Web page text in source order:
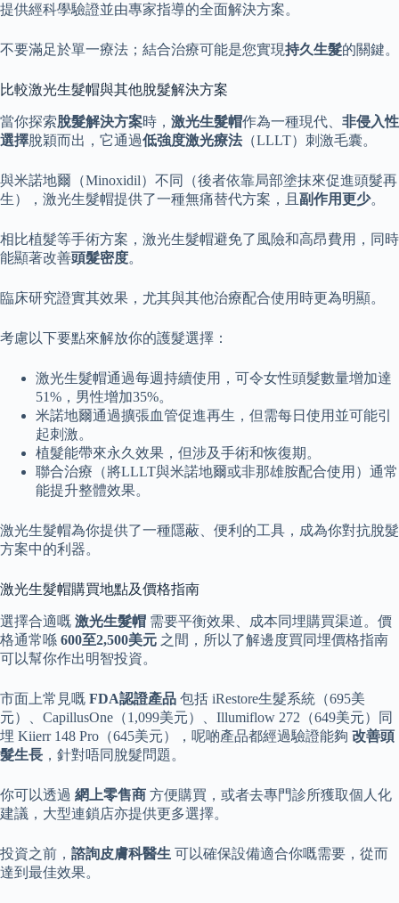
提供經科學驗證並由專家指導的全面解決方案。
不要滿足於單一療法；結合治療可能是您實現持久生髮的關鍵。
比較激光生髮帽與其他脫髮解決方案
當你探索脫髮解決方案時， 激光生髮帽作為一種現代、 非侵入性
選擇脫穎而出，它通過低強度激光療法（LLLT）刺激毛囊。
與米諾地爾（Minoxidil）不同（後者依靠局部塗抹來促進頭髮再
生），激光生髮帽提供了一種無痛替代方案，且 副作用更少。
相比植髮等手術方案，激光生髮帽避免了風險和高昂費用，同時
能顯著改善頭髮密度。
臨床研究證實其效果，尤其與其他治療配合使用時更為明顯。
考慮以下要點來解放你的護髮選擇：
激光生髮帽通過每週持續使用，可令女性頭髮數量增加達
51%，男性增加35%。
米諾地爾通過擴張血管促進再生，但需每日使用並可能引
起刺激。
植髮能帶來永久效果，但涉及手術和恢復期。
聯合治療（將LLLT與米諾地爾或非那雄胺配合使用）通常
能提升整體效果。
激光生髮帽為你提供了一種隱蔽、便利的工具，成為你對抗脫髮
方案中的利器。
激光生髮帽購買地點及價格指南
選擇合適嘅 激光生髮帽 需要平衡效果、成本同埋購買渠道。價
格通常喺 600至2,500美元 之間，所以了解邊度買同埋價格指南
可以幫你作出明智投資。
市面上常見嘅 FDA認證產品 包括 iRestore生髮系統（695美
元）、CapillusOne（1,099美元）、Illumiflow 272（649美元）同
埋 Kiierr 148 Pro（645美元），呢啲產品都經過驗證能夠 改善頭
髮生長 ，針對唔同脫髮問題。
你可以透過 網上零售商 方便購買，或者去專門診所獲取個人化
建議，大型連鎖店亦提供更多選擇。
投資之前， 諮詢皮膚科醫生 可以確保設備適合你嘅需要，從而
達到最佳效果。